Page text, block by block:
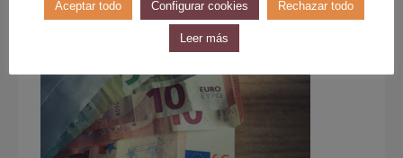
Aceptar todo Configurar cookies Rechazar todo
Leer más